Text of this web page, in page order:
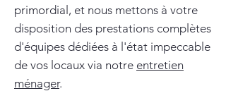
primordial, et nous mettons à votre
disposition des prestations complètes
d'équipes dédiées à l'état impeccable
de vos locaux via notre entretien
ménager.